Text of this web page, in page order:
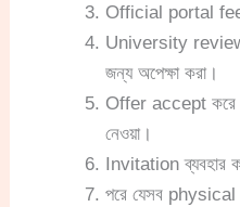
Official portal
University
জন্য অপেক্ষা করা।
Offer accept
নেওয়া।
Invitation ব্যবহার
পরে যেসব